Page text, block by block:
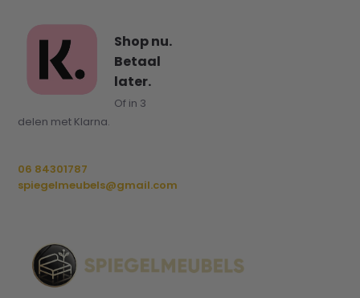
Shop nu.
Betaal
later.
Of in 3
delen met Klarna.
06 84301787
spiegelmeubels@gmail.com